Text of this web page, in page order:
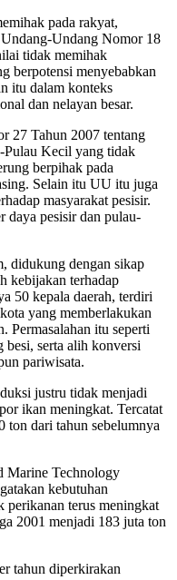
pada rakyat,
Undang Nomor 18
tidak memihak
berpotensi menyebabkan
itu dalam konteks
dan nelayan besar.
27 Tahun 2007 tentang
Pulau Kecil yang tidak
berpihak pada
Selain itu UU itu juga
masyarakat pesisir.
daya pesisir dan pulau-
didukung dengan sikap
kebijakan terhadap
50 kepala daerah, terdiri
yang memberlakukan
Permasalahan itu seperti
besi, serta alih konversi
pariwisata.
justru tidak menjadi
ikan meningkat. Tercatat
ton dari tahun sebelumnya
Marine Technology
kebutuhan
perikanan terus meningkat
2001 menjadi 183 juta ton
tahun diperkirakan